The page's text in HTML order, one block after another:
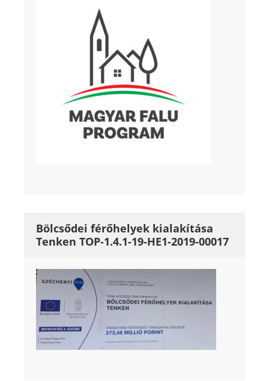
Bölcsődei férőhelyek kialakítása
Tenken TOP-1.4.1-19-HE1-2019-00017